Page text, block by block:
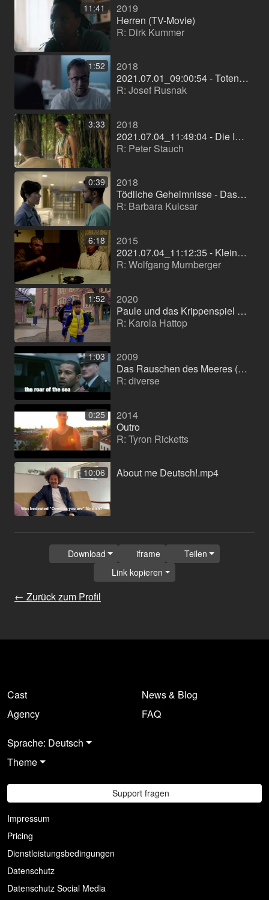
11:41
2019
Herren (TV-Movie)
R: Dirk Kummer
1:52
2018
2021.07.01_09:00:54 - Totengebet neu
R: Josef Rusnak
3:33
2018
2021.07.04_11:49:04 - Die Inselärztin - Das Geheimnis neu
R: Peter Stauch
0:39
2018
Tödliche Geheimnisse - Das Versprechen (TV-Film (Reihe))
R: Barbara Kulcsar
6:18
2015
2021.07.04_11:12:35 - Kleine große Stimme neu
R: Wolfgang Murnberger
1:52
2020
Paule und das Krippenspiel (Kurzfilm)
R: Karola Hattop
1:03
2009
Das Rauschen des Meeres (Kurzfilm)
R: diverse
0:25
2014
Outro
R: Tyron Ricketts
10:06 About me Deutsch!.mp4
← Zurück zum Profil
Download iframe
Teilen
Link kopieren
Cast
Agency
News & Blog
FAQ
Sprache: Deutsch
Theme
Support fragen
Impressum
Pricing
Dienstleistungsbedingungen
Datenschutz
Datenschutz Social Media